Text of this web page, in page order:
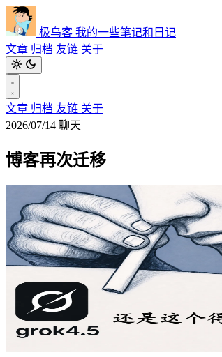
极乌客 我的一些笔记和日记
文章 归档 友链 关于
文章 归档 友链 关于
2026/07/14 聊天
博客再次迁移